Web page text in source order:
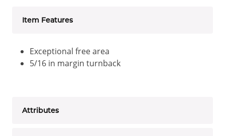
Item Features
Exceptional free area
5/16 in margin turnback
Attributes